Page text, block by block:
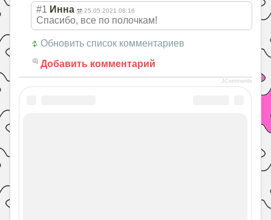
#1 Инна 25.05.2021 08:16
Спасибо, все по полочкам!
Обновить список комментариев
Добавить комментарий
JComments